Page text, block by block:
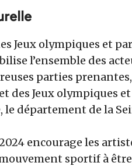
Jeux olympiques et
l’ensemble des
parties
des Jeux olympiques
le département de la
encourage les
sportif à